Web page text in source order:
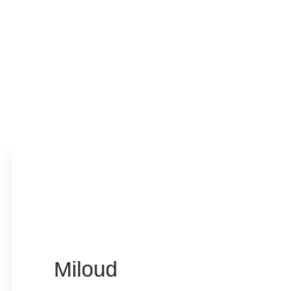
Miloud